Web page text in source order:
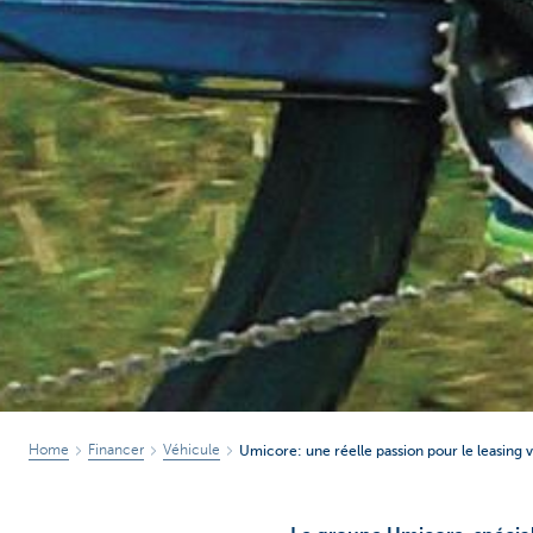
Home Financer Véhicule Umicore: une réelle passion pour le leasing